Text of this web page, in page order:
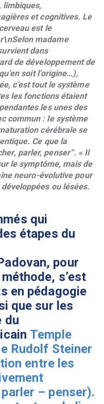
limbiques,
et cognitives. Le
est le
madame
dans
de développement de
soit l’origine…),
c’est tout le système
les fonctions étaient
les unes des
commun : le système
cérébrale se
Ce que la
parler, penser”. « Il
le symptôme, mais de
neuro-évolutive pour
ou lésées.
qui
étapes du
pour
s’est
en pédagogie
que sur les
du
Temple
Rudolf Steiner
entre les
– penser).